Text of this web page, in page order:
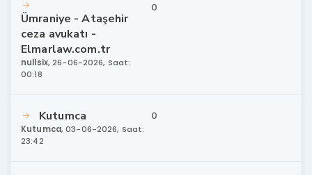
Ümraniye - Ataşehir
ceza avukatı -
Elmarlaw.com.tr
nullsix,26-06-2026, Saat:
00:18
0
Kutumca
Kutumca,03-06-2026, Saat:
23:42
0